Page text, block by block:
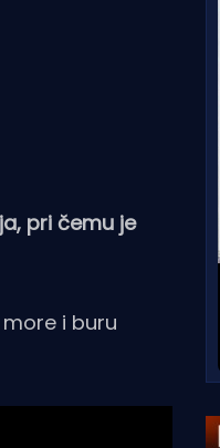
pri čemu je
i buru